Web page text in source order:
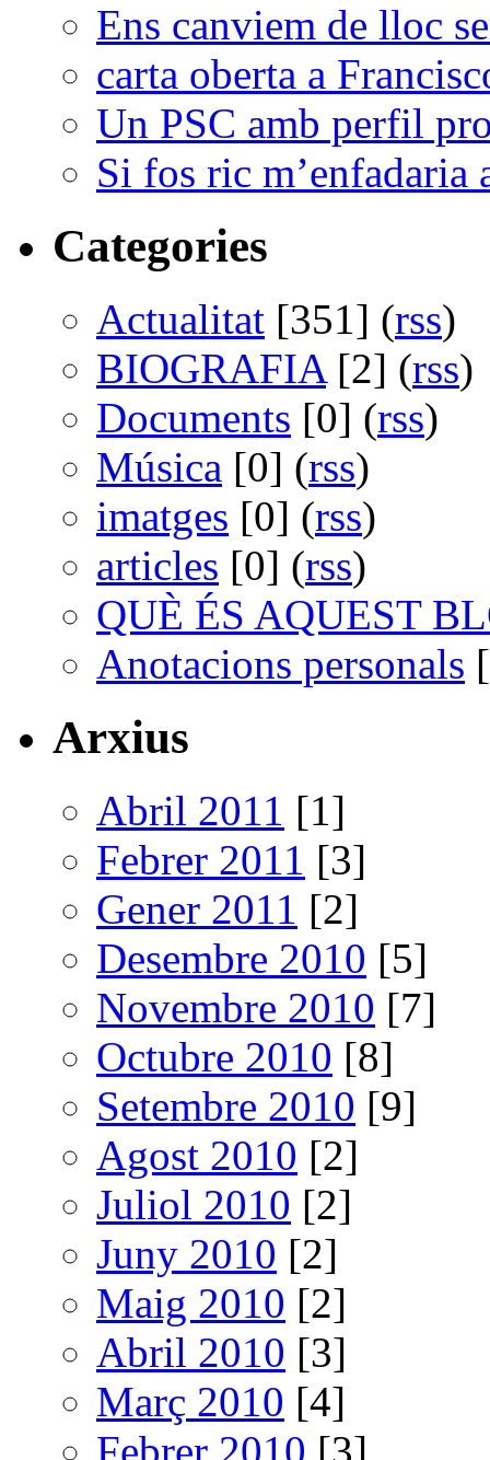
Ens canviem de lloc
carta oberta a
Un PSC amb perfil
Si fos ric m’enfadaria
Categories
Actualitat [351] (rss)
BIOGRAFIA[2] (rss)
Documents [0] (rss)
Música [0] (rss)
imatges [0] (rss)
articles [0] (rss)
QUÈ ÉS AQUEST
Anotacions personals
Arxius
Abril 2011 [1]
Febrer 2011 [3]
Gener 2011 [2]
Desembre 2010 [5]
Novembre 2010 [7]
Octubre 2010 [8]
Setembre 2010 [9]
Agost 2010 [2]
Juliol 2010 [2]
Juny 2010 [2]
Maig 2010 [2]
Abril 2010 [3]
Març 2010 [4]